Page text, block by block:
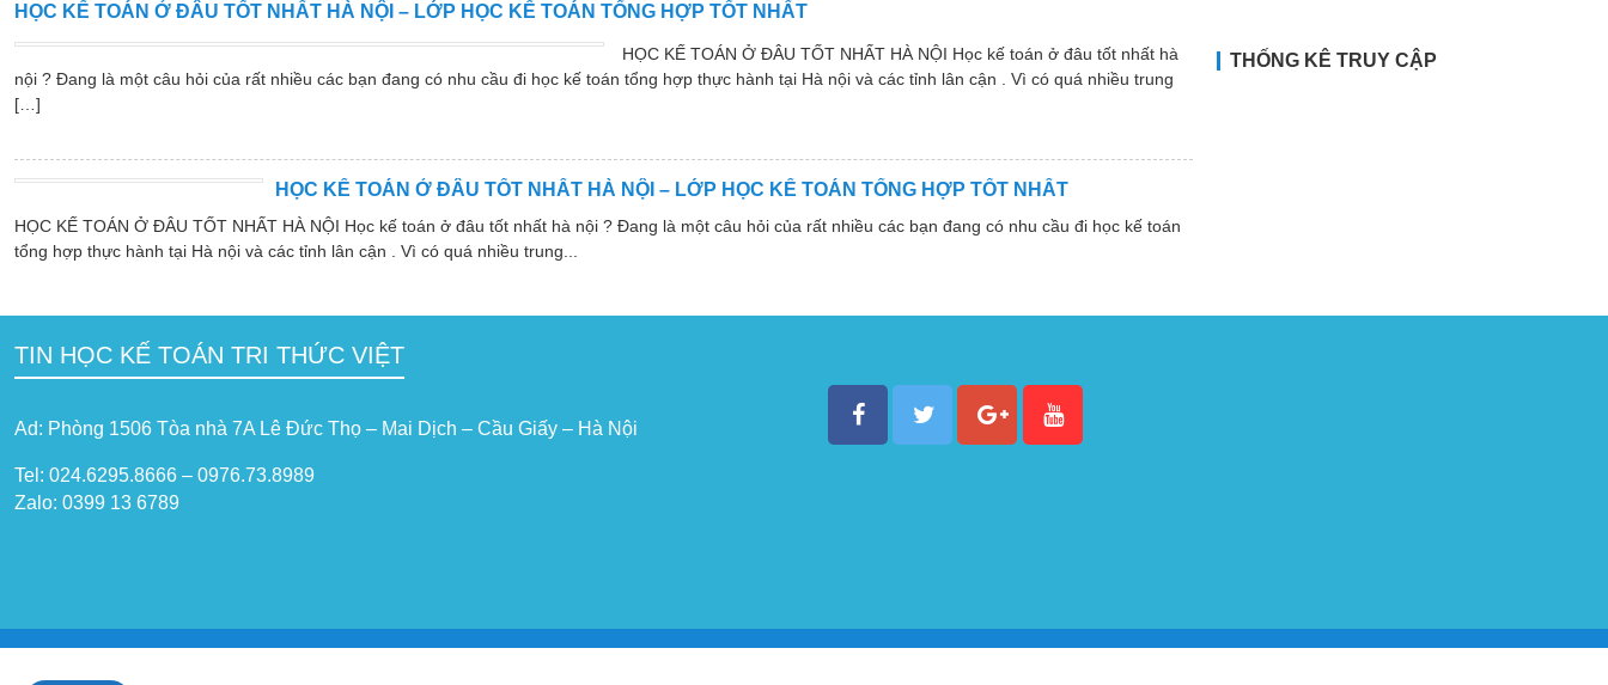
HỌC KẾ TOÁN Ở ĐÂU TỐT NHẤT HÀ NỘI – LỚP HỌC KẾ TOÁN TỔNG HỢP TỐT NHẤT
HỌC KẾ TOÁN Ở ĐÂU TỐT NHẤT HÀ NỘI Học kế toán ở đâu tốt nhất hà
nội ? Đang là một câu hỏi của rất nhiều các bạn đang có nhu cầu đi học kế toán tổng hợp thực hành tại Hà nội và các tỉnh lân cận . Vì có quá nhiều trung
[…]
HỌC KẾ TOÁN Ở ĐÂU TỐT NHẤT HÀ NỘI – LỚP HỌC KẾ TOÁN TỔNG HỢP TỐT NHẤT
HỌC KẾ TOÁN Ở ĐÂU TỐT NHẤT HÀ NỘI Học kế toán ở đâu tốt nhất hà nội ? Đang là một câu hỏi của rất nhiều các bạn đang có nhu cầu đi học kế toán
tổng hợp thực hành tại Hà nội và các tỉnh lân cận . Vì có quá nhiều trung...
THỐNG KÊ TRUY CẬP
TIN HỌC KẾ TOÁN TRI THỨC VIỆT
Ad: Phòng 1506 Tòa nhà 7A Lê Đức Thọ – Mai Dịch – Cầu Giấy – Hà Nội
Tel: 024.6295.8666 – 0976.73.8989
Zalo: 0399 13 6789